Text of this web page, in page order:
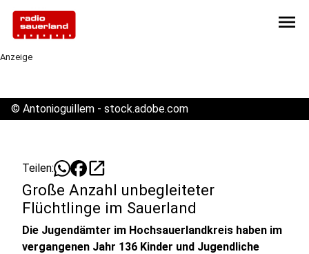
menu
Anzeige
© Antonioguillem - stock.adobe.com
Teilen: open_in_new
Große Anzahl unbegleiteter
Flüchtlinge im Sauerland
Die Jugendämter im Hochsauerlandkreis haben im
vergangenen Jahr 136 Kinder und Jugendliche